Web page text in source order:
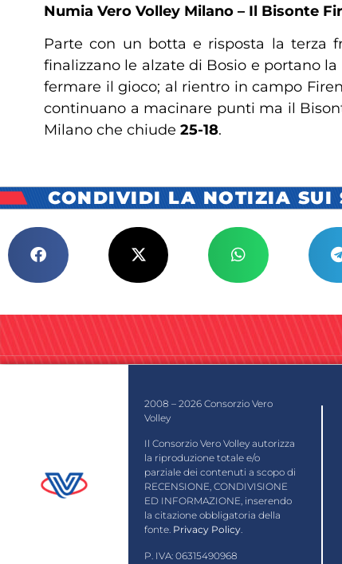
Numia Vero Volley Milano – Il Bisonte
Parte con un botta e risposta la terza
finalizzano le alzate di Bosio e portano
fermare il gioco; al rientro in campo
continuano a macinare punti ma il
Milano che chiude 25-18.
CONDIVIDI LA NOTIZIA SUI
2008 – 2026 Consorzio Vero
Volley
Il Consorzio Vero Volley autorizza
la riproduzione totale e/o
parziale dei contenuti a scopo di
RECENSIONE, CONDIVISIONE
ED INFORMAZIONE, inserendo
la citazione obbligatoria della
fonte. Privacy Policy.
P. IVA: 06315490968